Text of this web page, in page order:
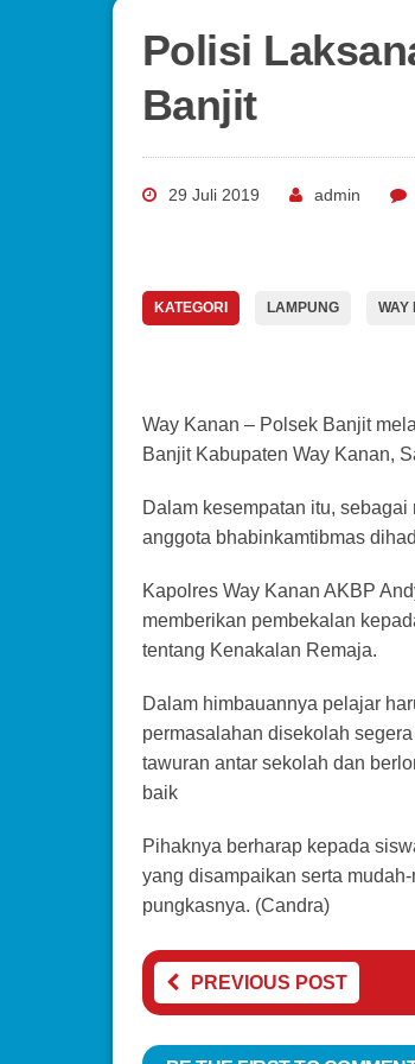
Polisi
Banjit
29 Juli 2019 admin
KATEGORI LAMPUNG WAY
Way Kanan – Polsek Banjit
Banjit Kabupaten Way Kanan,
Dalam kesempatan itu,
anggota bhabinkamtibmas
Kapolres Way Kanan AKBP
memberikan pembekalan
tentang Kenakalan Remaja.
Dalam himbauannya pelajar
permasalahan disekolah
tawuran antar sekolah dan
baik
Pihaknya berharap kepada
yang disampaikan serta
pungkasnya. (Candra)
PREVIOUS POST